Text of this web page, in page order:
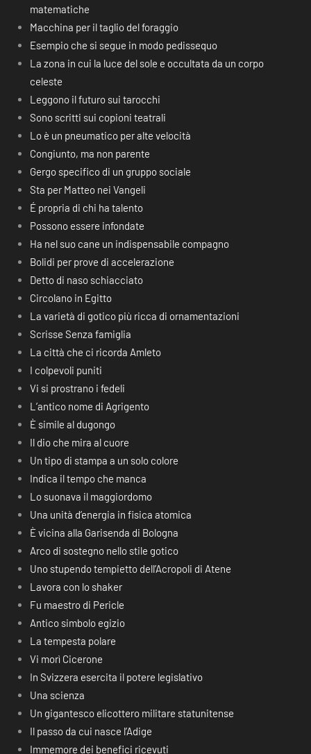
matematiche
Macchina per il taglio del foraggio
Esempio che si segue in modo pedissequo
La zona in cui la luce del sole e occultata da un corpo
celeste
Leggono il futuro sui tarocchi
Sono scritti sui copioni teatrali
Lo è un pneumatico per alte velocità
Congiunto, ma non parente
Gergo specifico di un gruppo sociale
Sta per Matteo nei Vangeli
É propria di chi ha talento
Possono essere infondate
Ha nel suo cane un indispensabile compagno
Bolidi per prove di accelerazione
Detto di naso schiacciato
Circolano in Egitto
La varietà di gotico più ricca di ornamentazioni
Scrisse Senza famiglia
La città che ci ricorda Amleto
I colpevoli puniti
Vi si prostrano i fedeli
L’antico nome di Agrigento
È simile al dugongo
Il dio che mira al cuore
Un tipo di stampa a un solo colore
Indica il tempo che manca
Lo suonava il maggiordomo
Una unità d’energia in fisica atomica
È vicina alla Garisenda di Bologna
Arco di sostegno nello stile gotico
Uno stupendo tempietto dell’Acropoli di Atene
Lavora con lo shaker
Fu maestro di Pericle
Antico simbolo egizio
La tempesta polare
Vi morì Cicerone
In Svizzera esercita il potere legislativo
Una scienza
Un gigantesco elicottero militare statunitense
Il passo da cui nasce l’Adige
Immemore dei benefici ricevuti